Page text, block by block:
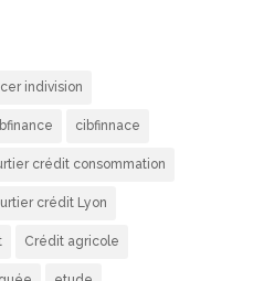
indivision
cibfinnace
crédit consommation
crédit Lyon
Crédit agricole